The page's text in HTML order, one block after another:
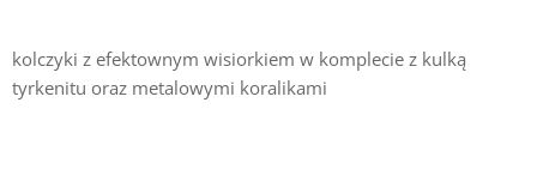
kolczyki z efektownym wisiorkiem w komplecie z kulką
tyrkenitu oraz metalowymi koralikami